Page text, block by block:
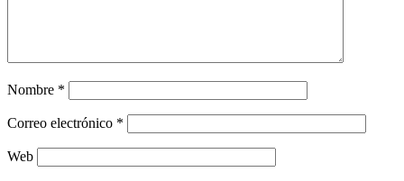
Nombre *
Correo electrónico *
Web